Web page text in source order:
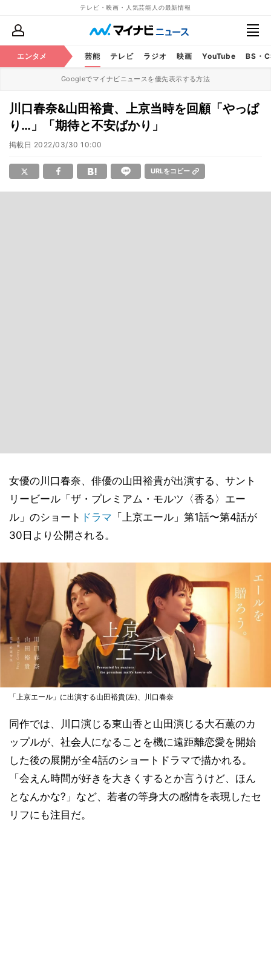
テレビ・映画・人気芸能人の最新情報
エンタメ 芸能 テレビ ラジオ 映画 YouTube BS・
Googleでマイナビニュースを優先表示する方法
川口春奈&山田裕貴、上京当時を回顧「やっぱ
り…」「期待と不安ばかり」
掲載日 2022/03/30 10:00
URLをコピー
女優の川口春奈、俳優の山田裕貴が出演する、サント
リービール「ザ・プレミアム・モルツ〈香る〉エー
ル」のショート ドラマ 「上京エール」第1話〜第4話が
30日より公開される。
「上京エール」に出演する山田裕貴(左)、川口春奈
同作では、川口演じる東山香と山田演じる大石薫のカ
ップルが、社会人になることを機に遠距離恋愛を開始
した後の展開が全4話のショートドラマで描かれる。
「会えん時間が好きを大きくするとか言うけど、ほん
となんかな?」など、若者の等身大の感情を表現したセ
リフにも注目だ。